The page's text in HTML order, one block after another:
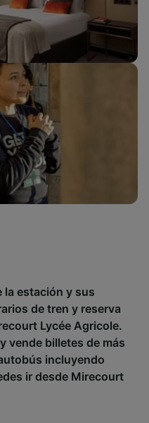
la estación y sus
de tren y reserva
Lycée Agricole.
vende billetes de más
incluyendo
ir desde Mirecourt